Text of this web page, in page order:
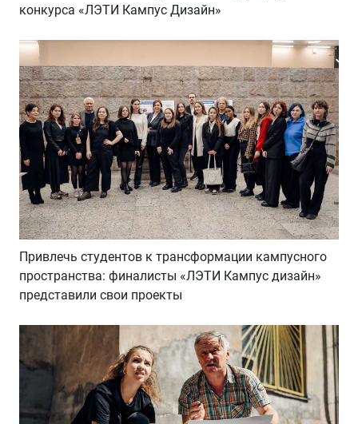
конкурса «ЛЭТИ Кампус Дизайн»
Привлечь студентов к трансформации кампусного
пространства: финалисты «ЛЭТИ Кампус дизайн»
представили свои проекты